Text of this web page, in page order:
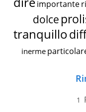
importante
dolce
tranquillo
inerme